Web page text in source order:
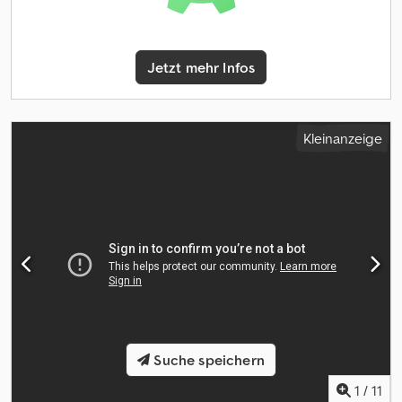
Jetzt mehr Infos
Kleinanzeige
1 / 11
Suche speichern